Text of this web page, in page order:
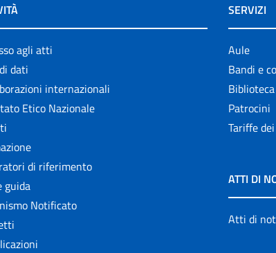
agli atti
dati
internazionali
Etico Nazionale
di riferimento
guida
Notificato
SERVIZI
Aule
Bandi e
Biblioteca
Patrocini
Tariffe
ATTI DI
Atti di